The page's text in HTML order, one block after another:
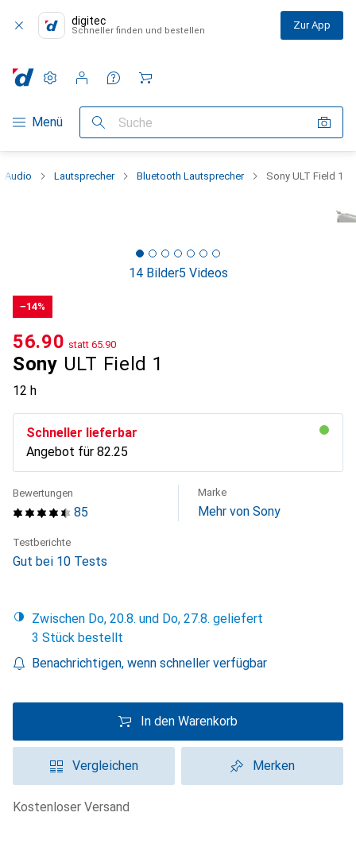
digitec
Schneller finden und bestellen Zur App
Navigation nach Kategorien
Menü Suche
Einstellungen
Kundenkonto
Vergleichslisten
Merklisten
Warenkorb
Audio Lautsprecher Bluetooth Lautsprecher Sony ULT Field 1
14 Bilder5 Videos
−14%
Sony ULT Field 1
12 h
CHF
56.90 statt CHF
65.90
Schneller lieferbar
Angebot für CHF
82.25
85
Bewertungen Marke
Mehr von Sony
Testberichte
Gut bei 10 Tests
Zwischen Do, 20.8. und Do, 27.8. geliefert
3 Stück bestellt
Benachrichtigen, wenn schneller verfügbar
In den Warenkorb
Vergleichen Merken
kostenloser Versand